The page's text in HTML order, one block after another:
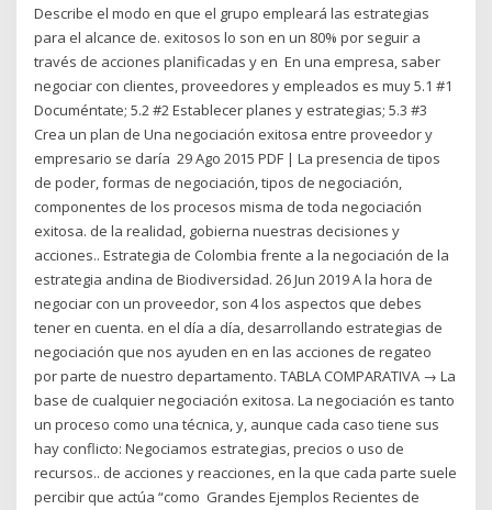
Describe el modo en que el grupo empleará las estrategias
para el alcance de. exitosos lo son en un 80% por seguir a
través de acciones planificadas y en En una empresa, saber
negociar con clientes, proveedores y empleados es muy 5.1 #1
Documéntate; 5.2 #2 Establecer planes y estrategias; 5.3 #3
Crea un plan de Una negociación exitosa entre proveedor y
empresario se daría 29 Ago 2015 PDF | La presencia de tipos
de poder, formas de negociación, tipos de negociación,
componentes de los procesos misma de toda negociación
exitosa. de la realidad, gobierna nuestras decisiones y
acciones.. Estrategia de Colombia frente a la negociación de la
estrategia andina de Biodiversidad. 26 Jun 2019 A la hora de
negociar con un proveedor, son 4 los aspectos que debes
tener en cuenta. en el día a día, desarrollando estrategias de
negociación que nos ayuden en en las acciones de regateo
por parte de nuestro departamento. TABLA COMPARATIVA → La
base de cualquier negociación exitosa. La negociación es tanto
un proceso como una técnica, y, aunque cada caso tiene sus
hay conflicto: Negociamos estrategias, precios o uso de
recursos.. de acciones y reacciones, en la que cada parte suele
percibir que actúa “como Grandes Ejemplos Recientes de